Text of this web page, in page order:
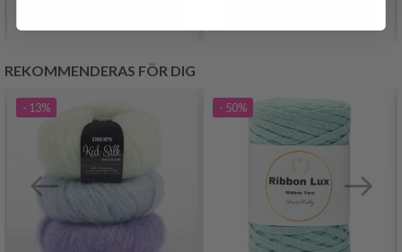
REKOMMENDERAS FÖR DIG
- 13% - 50%